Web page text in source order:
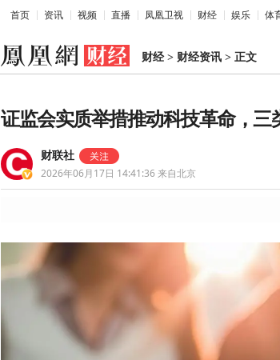
首页 资讯 视频 直播 凤凰卫视 财经 娱乐 体
财经> 财经资讯 > 正文
证监会实质举措推动科技革命，三
财联社
2026年06月17日 14:41:36来自北京